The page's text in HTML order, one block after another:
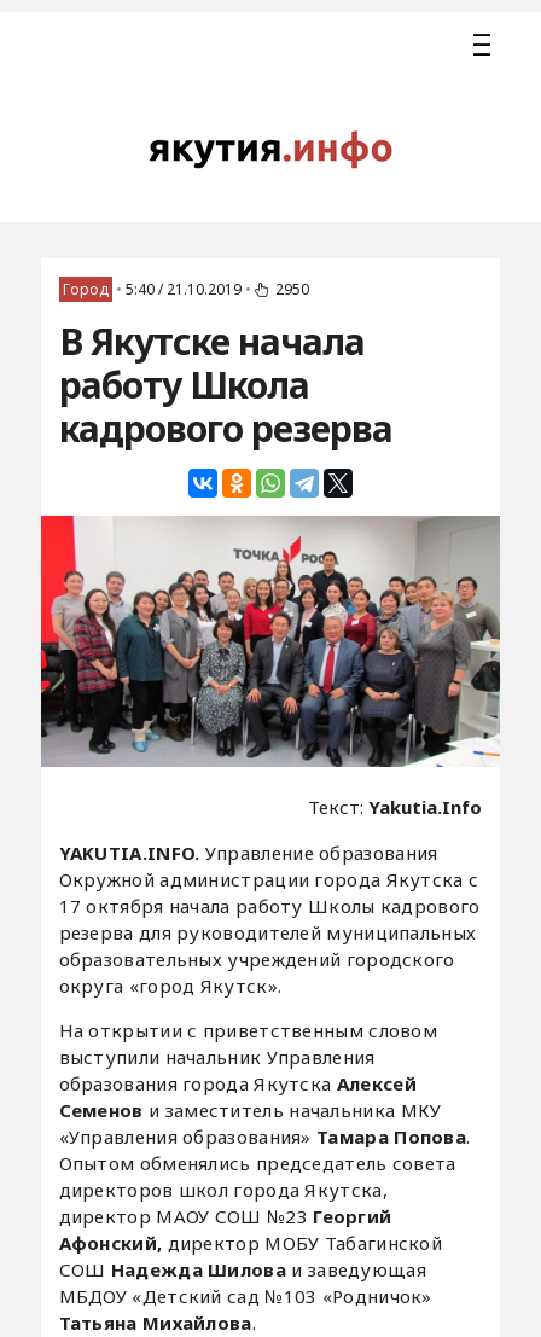
Город • 5:40 / 21.10.2019 • 2950
В Якутске начала
работу Школа
кадрового резерва
Текст:Yakutia.Info
YAKUTIA.INFO. Управление образования
Окружной администрации города Якутска с
17 октября начала работу Школы кадрового
резерва для руководителей муниципальных
образовательных учреждений городского
округа «город Якутск».
На открытии с приветственным словом
выступили начальник Управления
образования города Якутска Алексей
Семенов и заместитель начальника МКУ
«Управления образования» Тамара Попова.
Опытом обменялись председатель совета
директоров школ города Якутска,
директор МАОУ СОШ №23 Георгий
Афонский, директор МОБУ Табагинской
СОШ Надежда Шилова и заведующая
МБДОУ «Детский сад №103 «Родничок»
Татьяна Михайлова.